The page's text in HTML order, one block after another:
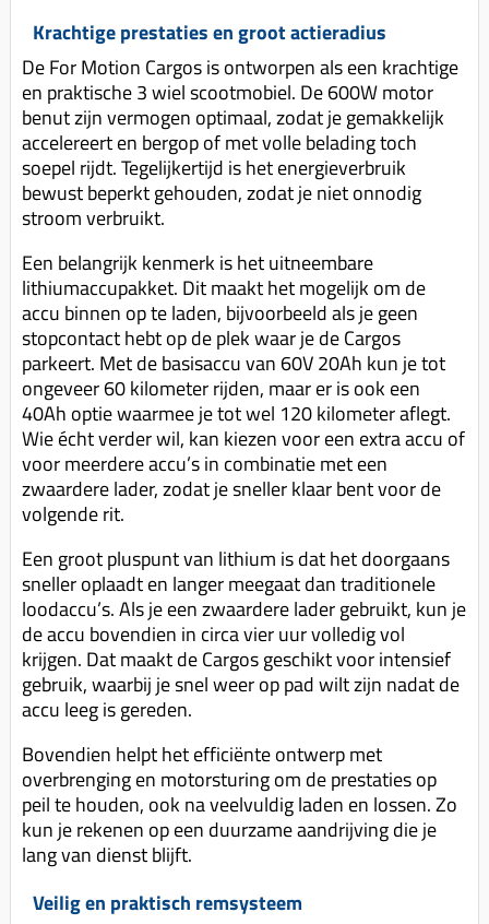
Krachtige prestaties en groot actieradius
De For Motion Cargos is ontworpen als een krachtige
en praktische 3 wiel scootmobiel. De 600W motor
benut zijn vermogen optimaal, zodat je gemakkelijk
accelereert en bergop of met volle belading toch
soepel rijdt. Tegelijkertijd is het energieverbruik
bewust beperkt gehouden, zodat je niet onnodig
stroom verbruikt.
Een belangrijk kenmerk is het uitneembare
lithiumaccupakket. Dit maakt het mogelijk om de
accu binnen op te laden, bijvoorbeeld als je geen
stopcontact hebt op de plek waar je de Cargos
parkeert. Met de basisaccu van 60V 20Ah kun je tot
ongeveer 60 kilometer rijden, maar er is ook een
40Ah optie waarmee je tot wel 120 kilometer aflegt.
Wie écht verder wil, kan kiezen voor een extra accu of
voor meerdere accu’s in combinatie met een
zwaardere lader, zodat je sneller klaar bent voor de
volgende rit.
Een groot pluspunt van lithium is dat het doorgaans
sneller oplaadt en langer meegaat dan traditionele
loodaccu’s. Als je een zwaardere lader gebruikt, kun je
de accu bovendien in circa vier uur volledig vol
krijgen. Dat maakt de Cargos geschikt voor intensief
gebruik, waarbij je snel weer op pad wilt zijn nadat de
accu leeg is gereden.
Bovendien helpt het efficiënte ontwerp met
overbrenging en motorsturing om de prestaties op
peil te houden, ook na veelvuldig laden en lossen. Zo
kun je rekenen op een duurzame aandrijving die je
lang van dienst blijft.
Veilig en praktisch remsysteem